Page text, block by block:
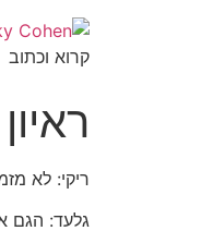
קרוא וכתוב
ריקי: ‫לא
גלעד: ‫הגם